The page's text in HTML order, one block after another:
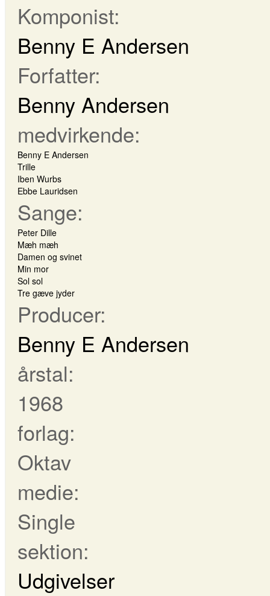
Komponist:
Benny E Andersen
Forfatter:
Benny Andersen
medvirkende:
Benny E Andersen
Trille
Iben Wurbs
Ebbe Lauridsen
Sange:
Peter Dille
Mæh mæh
Damen og svinet
Min mor
Sol sol
Tre gæve jyder
Producer:
Benny E Andersen
årstal:
1968
forlag:
Oktav
medie:
Single
sektion:
Udgivelser